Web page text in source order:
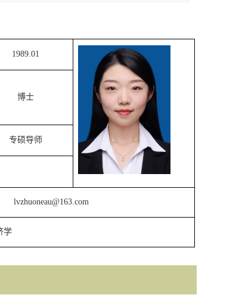
1989.01
博士
专硕导师
lvzhuoneau@163.com
学